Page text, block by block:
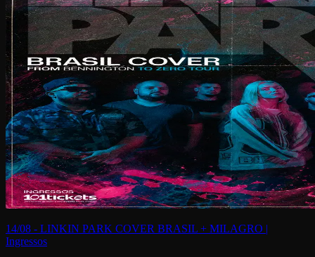
14/08 - LINKIN PARK COVER BRASIL + MILAGRO |
Ingressos